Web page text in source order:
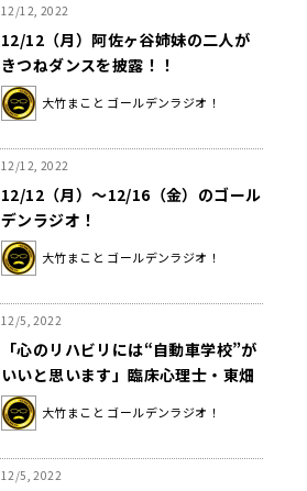
12/12, 2022
12/12（月）阿佐ヶ谷姉妹の二人が
きつねダンスを披露！！
大竹まこと ゴールデンラジオ！
12/12, 2022
12/12（月）～12/16（金）のゴール
デンラジオ！
大竹まこと ゴールデンラジオ！
12/5, 2022
「心のリハビリには“自動車学校”が
いいと思います」臨床心理士・東畑
開人が語る「居る」だけのつらさと
は？
大竹まこと ゴールデンラジオ！
12/5, 2022